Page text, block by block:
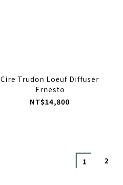
Cire Trudon Loeuf Diffuser
Ernesto
NT$14,800
1 2